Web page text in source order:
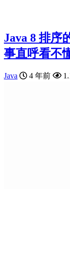
Java 8 排序
事直呼看不
Java 4 年前